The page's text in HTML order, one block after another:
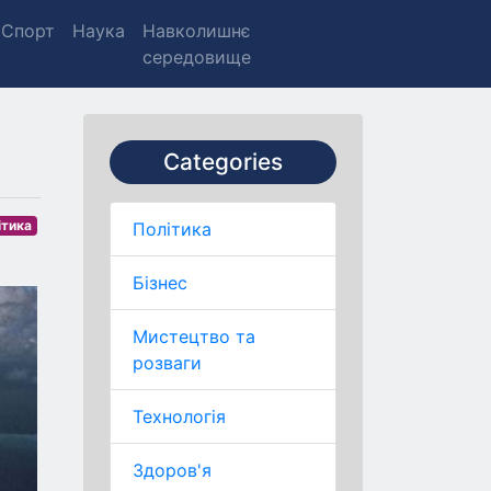
Спорт Наука
Навколишнє
середовище
Categories
Політика
Бізнес
Мистецтво та
розваги
Технологія
Здоров'я